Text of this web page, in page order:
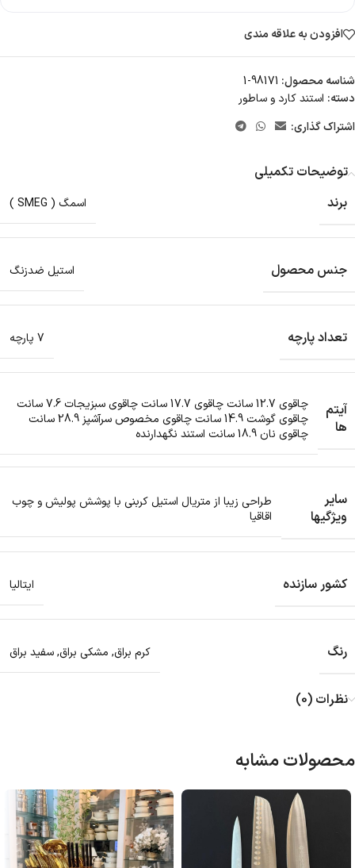
افزودن به علاقه مندی
شناسه محصول: 98171-1
دسته: استند کارد و ساطور
اشتراک گذاری:
توضیحات تکمیلی
برند
اسمگ ( SMEG )
جنس محصول استیل ضدزنگ
تعداد پارچه 7 پارچه
آیتم
ها
چاقوی 12.7 سانت چاقوی 17.7 سانت چاقوی سبزیجات 7.6 سانت
چاقوی گوشت 14.9 سانت چاقوی مخصوص سرآشپز 28.9 سانت
چاقوی نان 18.9 سانت استند نگهدارنده
سایر
ویژگیها
طراحی زیبا از متریال استیل کربنی با پوشش پولیش و چوب
اقاقیا
کشور سازنده ایتالیا
رنگ کرم براق, مشکی براق,سفید براق
نظرات (0)
محصولات مشابه